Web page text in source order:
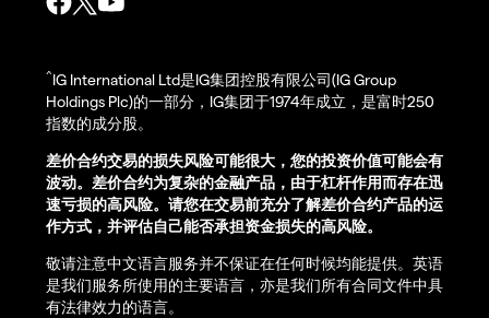
^IG International Ltd是IG集团控股有限公司(IG Group
Holdings Plc)的一部分，IG集团于1974年成立，是富时250
指数的成分股。
差价合约交易的损失风险可能很大，您的投资价值可能会有
波动。差价合约为复杂的金融产品，由于杠杆作用而存在迅
速亏损的高风险。请您在交易前充分了解差价合约产品的运
作方式，并评估自己能否承担资金损失的高风险。
敬请注意中文语言服务并不保证在任何时候均能提供。英语
是我们服务所使用的主要语言，亦是我们所有合同文件中具
有法律效力的语言。